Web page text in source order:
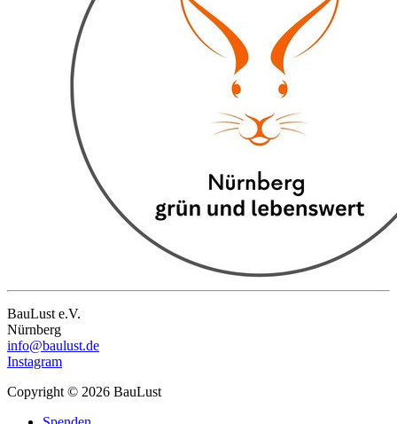
BauLust e.V.
Nürnberg
info@baulust.de
Instagram
Copyright © 2026 BauLust